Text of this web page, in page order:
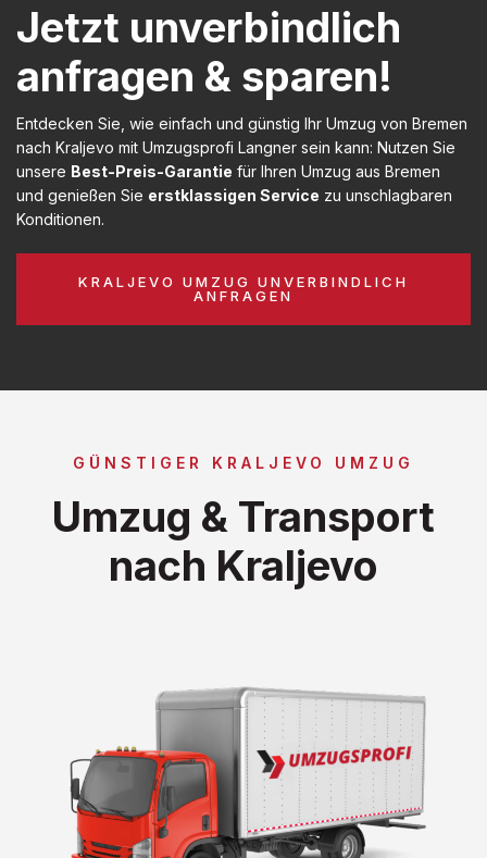
Jetzt unverbindlich
anfragen & sparen!
Entdecken Sie, wie einfach und günstig Ihr Umzug von Bremen
nach Kraljevo mit Umzugsprofi Langner sein kann: Nutzen Sie
unsere Best-Preis-Garantie für Ihren Umzug aus Bremen
und genießen Sie erstklassigen Service zu unschlagbaren
Konditionen.
KRALJEVO UMZUG UNVERBINDLICH
ANFRAGEN
GÜNSTIGER KRALJEVO UMZUG
Umzug & Transport
nach Kraljevo